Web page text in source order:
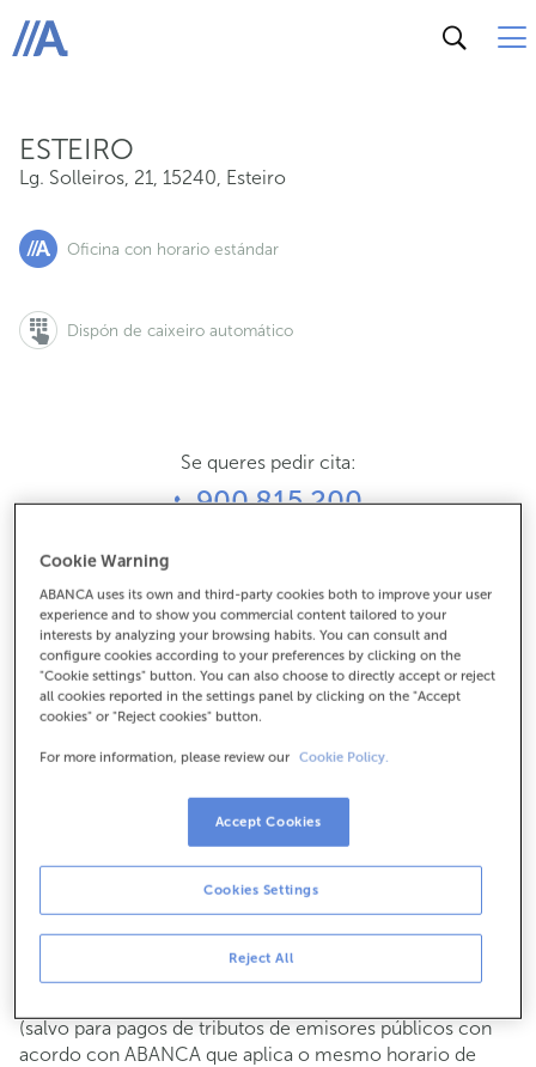
ABANCA
ESTEIRO
Lg. Solleiros, 21, 15240, Esteiro
Oficina con horario estándar
Dispón de caixeiro automático
Se queres pedir cita:
900 815 200
981763026
Como chegar
Consulta todos os horarios
Xestións comerciais
8:15 a 14:00.
cita previae atenderémoste o día e hora que
escollas
Clientes: de luns a venres de 8:15 a 11:00
martes e
(salvo para pagos de tributos de emisores públicos con
acordo con ABANCA que aplica o mesmo horario de
Cookie Warning
ABANCA uses its own and third-party cookies both to improve your user
experience and to show you commercial content tailored to your
interests by analyzing your browsing habits. You can consult and
configure cookies according to your preferences by clicking on the
"Cookie settings" button. You can also choose to directly accept or reject
all cookies reported in the settings panel by clicking on the "Accept
cookies" or "Reject cookies" button.
For more information, please review our Cookie Policy.
Reject All
Cookies Settings
Accept Cookies
Lg. Solleiros, 21, 15240, Esteiro